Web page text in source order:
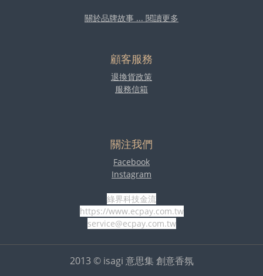
關於品牌故事 ... 閱讀更多
顧客服務
退換貨政策
服務信箱
關注我們
Facebook
Instagram
綠界科技金流
https://www.ecpay.com.tw
service@ecpay.com.tw
2013 © isagi 意思集 創意香氛